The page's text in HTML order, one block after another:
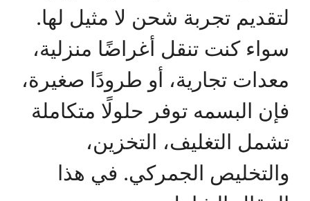
لتقديم تجربة شحن لا مثيل لها.
سواء كنت تنقل أغراضًا منزلية،
معدات تجارية، أو طرودًا صغيرة،
فإن البسمه توفر حلولًا متكاملة
تشمل التغليف، التخزين،
والتخليص الجمركي. في هذا